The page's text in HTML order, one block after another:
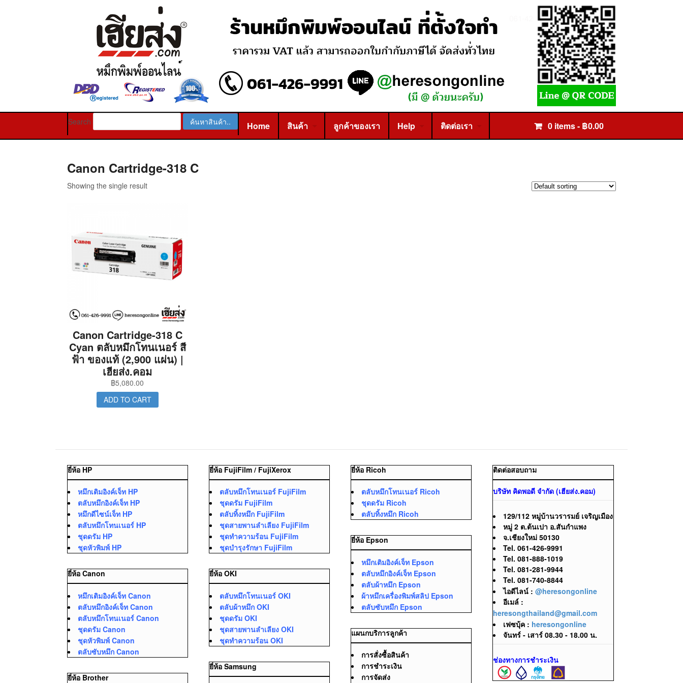
Search Home สินค้า ลูกค้าของเรา Help ติดต่อเรา 0 items - ฿0.00
Canon Cartridge-318 C
Showing the single result
Canon Cartridge-318 C
Cyan ตลับหมึกโทนเนอร์ สี
ฟ้า ของแท้ (2,900 แผ่น) |
เฮียส่ง.คอม
฿5,080.00
ADD TO CART
ยี่ห้อ HP
หมึกเติมอิงค์เจ็ท HP
ตลับหมึกอิงค์เจ็ท HP
หมึกดีไซน์เจ็ท HP
ตลับหมึกโทนเนอร์ HP
ชุดดรัม HP
ชุดหัวพิมพ์ HP
ยี่ห้อ Canon
หมึกเติมอิงค์เจ็ท Canon
ตลับหมึกอิงค์เจ็ท Canon
ตลับหมึกโทนเนอร์ Canon
ชุดดรัม Canon
ชุดหัวพิมพ์ Canon
ตลับซับหมึก Canon
ยี่ห้อ Brother
ยี่ห้อ FujiFilm / FujiXerox
ตลับหมึกโทนเนอร์ FujiFilm
ชุดดรัม FujiFilm
ตลับทิ้งหมึก FujiFilm
ชุดสายพานลำเลียง FujiFilm
ชุดทำความร้อน FujiFilm
ชุดบำรุงรักษา FujiFilm
ยี่ห้อ OKI
ตลับหมึกโทนเนอร์ OKI
ตลับผ้าหมึก OKI
ชุดดรัม OKI
ชุดสายพานลำเลียง OKI
ชุดทำความร้อน OKI
ยี่ห้อ Samsung
ยี่ห้อ Ricoh
ตลับหมึกโทนเนอร์ Ricoh
ชุดดรัม Ricoh
ตลับทิ้งหมึก Ricoh
ยี่ห้อ Epson
หมึกเติมอิงค์เจ็ท Epson
ตลับหมึกอิงค์เจ็ท Epson
ตลับผ้าหมึก Epson
ผ้าหมึกเครื่องพิมพ์สลิป Epson
ตลับซับหมึก Epson
แผนกบริการลูกค้า
การสั่งซื้อสินค้า
การชำระเงิน
การจัดส่ง
ติดต่อสอบถาม
บริษัท คิดพอดี จำกัด (เฮียส่ง.คอม)
129/112 หมู่บ้านวรารมย์ เจริญเมือง
หมู่ 2 ต.ต้นเปา อ.สันกำแพง
จ.เชียงใหม่ 50130
Tel. 061-426-9991
Tel. 081-888-1019
Tel. 081-281-9944
Tel. 081-740-8844
ไอดีไลน์ :@heresongonline
อีเมล์ :
heresongthailand@gmail.com
เฟซบุ้ค : heresongonline
จันทร์ - เสาร์ 08.30 - 18.00 น.
ช่องทางการชำระเงิน